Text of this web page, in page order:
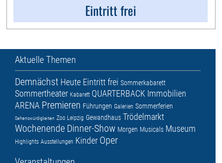
Eintritt frei
Aktuelle Themen
Demnächst Heute Eintritt frei Sommerkabarett
Sommertheater Kabarett QUARTERBACK Immobilien
ARENA Premieren Führungen Galerien Sommerferien
Sehenswürdigkeiten Zoo Leipzig Gewandhaus Trödelmarkt
Wochenende Dinner-Show Morgen Musicals Museum
Highlights Ausstellungen Kinder Oper